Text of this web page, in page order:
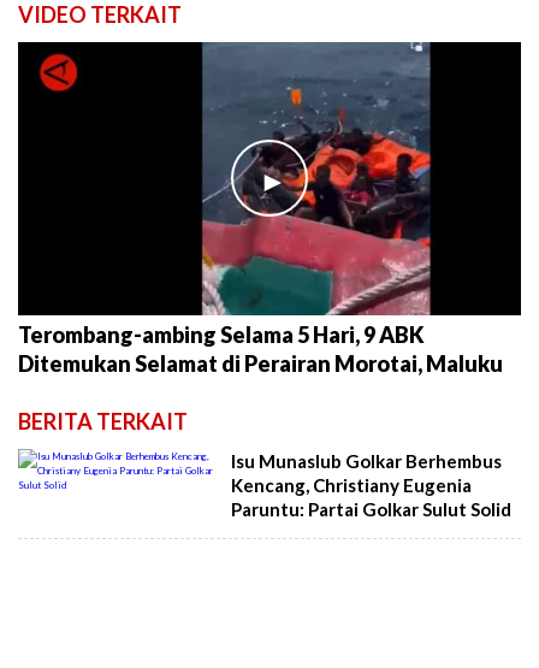
VIDEO TERKAIT
►
Terombang-ambing Selama 5 Hari, 9 ABK
Ditemukan Selamat di Perairan Morotai, Maluku
BERITA TERKAIT
Isu Munaslub Golkar Berhembus
Kencang, Christiany Eugenia
Paruntu: Partai Golkar Sulut Solid